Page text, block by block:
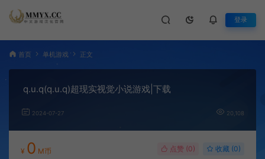
登录
首页 单机游戏 正文
q.u.q(q.u.q)超现实视觉小说游戏|下载
2024-07-27 20,108
¥ 0 M币 点赞 (0) 收藏 (0)